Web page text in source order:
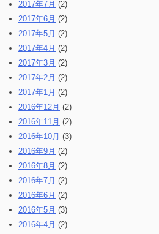
2017年7月 (2)
2017年6月 (2)
2017年5月 (2)
2017年4月 (2)
2017年3月 (2)
2017年2月 (2)
2017年1月 (2)
2016年12月 (2)
2016年11月 (2)
2016年10月 (3)
2016年9月 (2)
2016年8月 (2)
2016年7月 (2)
2016年6月 (2)
2016年5月 (3)
2016年4月 (2)